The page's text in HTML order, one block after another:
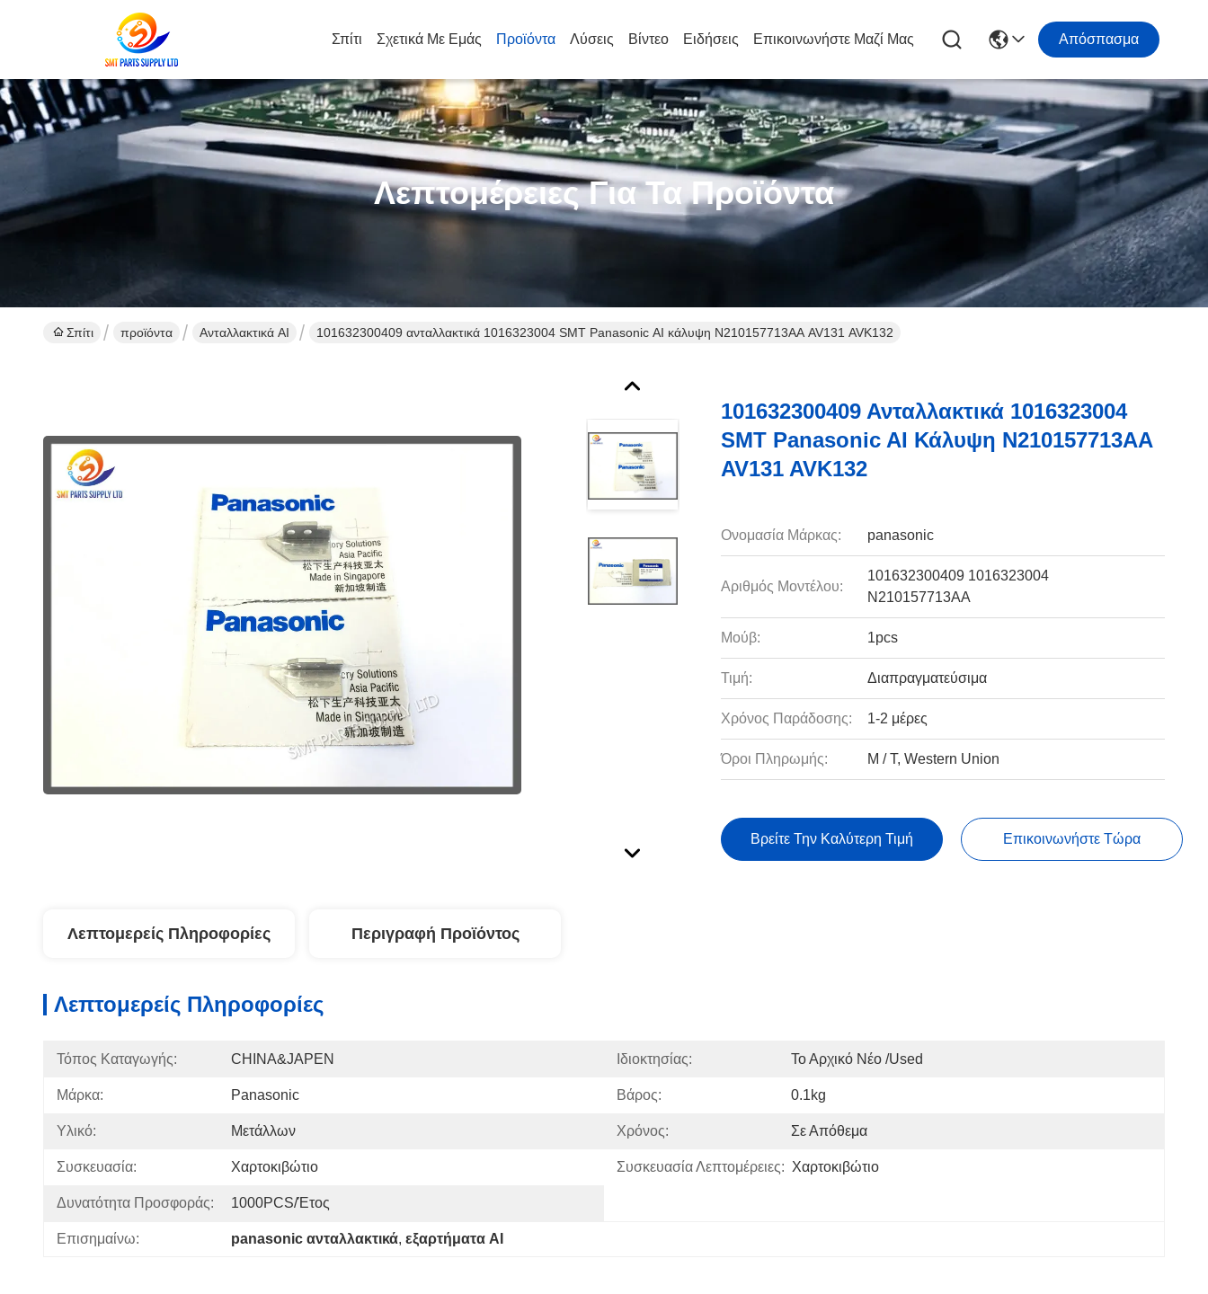
Σπίτι Σχετικά Με Εμάς Προϊόντα Λύσεις Βίντεο Ειδήσεις Επικοινωνήστε Μαζί Μας Απόσπασμα
Λεπτομέρειες Για Τα Προϊόντα
Σπίτι προϊόντα Ανταλλακτικά AI 101632300409 ανταλλακτικά 1016323004 SMT Panasonic AI κάλυψη N210157713AA AV131 AVK132
101632300409 Ανταλλακτικά 1016323004
SMT Panasonic AI Κάλυψη N210157713AA
AV131 AVK132
Ονομασία Μάρκας: panasonic
Αριθμός Μοντέλου:
101632300409 1016323004
N210157713AA
Μούβ: 1pcs
Τιμή: Διαπραγματεύσιμα
Χρόνος Παράδοσης: 1-2 μέρες
Όροι Πληρωμής: Μ / Τ, Western Union
Βρείτε Την Καλύτερη Τιμή Επικοινωνήστε Τώρα
Λεπτομερείς Πληροφορίες Περιγραφή Προϊόντος
Λεπτομερείς Πληροφορίες
Τόπος Καταγωγής: CHINA&JAPEN Ιδιοκτησίας: Το Αρχικό Νέο /used
Μάρκα: Panasonic Βάρος: 0.1kg
Υλικό: Μετάλλων Χρόνος: Σε Απόθεμα
Συσκευασία: Χαρτοκιβώτιο Συσκευασία Λεπτομέρειες: Χαρτοκιβώτιο
Δυνατότητα Προσφοράς: 1000PCS/έτος
Επισημαίνω: panasonic ανταλλακτικά, εξαρτήματα AI